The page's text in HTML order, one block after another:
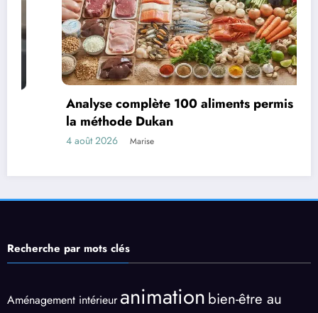
Analyse complète 100 aliments permis dans
la méthode Dukan
4 août 2026 Marise
Recherche par mots clés
Aménagement intérieur animation bien-être au